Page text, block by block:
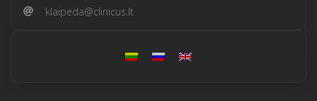
klaipeda@clinicus.lt